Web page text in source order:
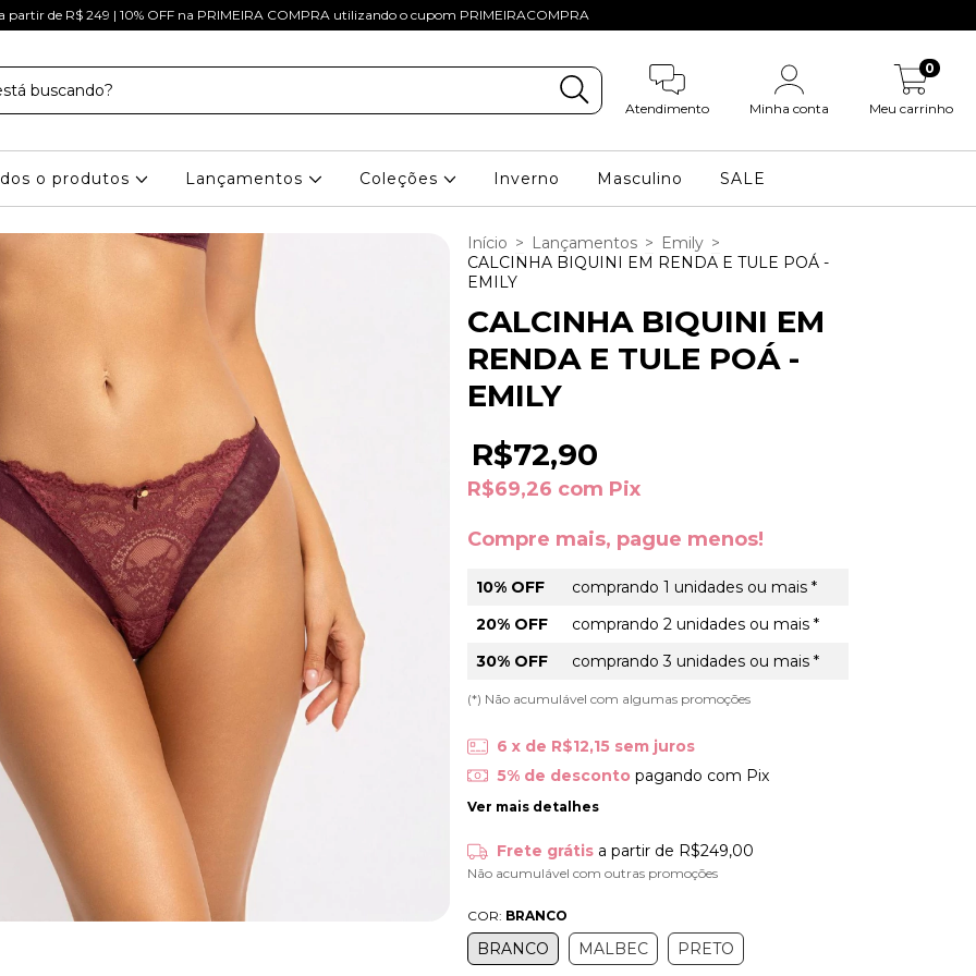
partir de R$ 249 | 10% OFF na PRIMEIRA COMPRA utilizando o cupom PRIMEIRACOMPRA
Atendimento Minha conta Meu carrinho
0
o produtos Lançamentos Coleções Inverno Masculino SALE
Início > Lançamentos > Emily >
CALCINHA BIQUINI EM RENDA E TULE POÁ -
EMILY
CALCINHA BIQUINI EM
RENDA E TULE POÁ -
EMILY
R$72,90
R$69,26 com Pix
Compre mais, pague menos!
10% OFF
comprando 1 unidades ou mais *
20% OFF
comprando 2 unidades ou mais *
30% OFF
comprando 3 unidades ou mais *
(*) Não acumulável com algumas promoções
6 x de R$12,15 sem juros
5% de desconto pagando com Pix
Ver mais detalhes
Frete grátis a partir de R$249,00
Não acumulável com outras promoções
COR: BRANCO
BRANCO MALBEC PRETO